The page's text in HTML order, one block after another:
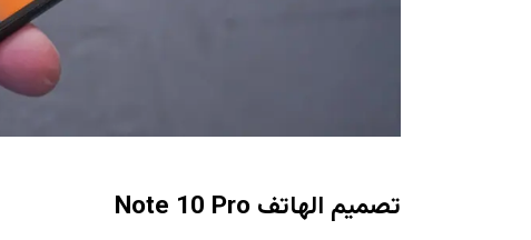
تصميم الهاتف Note 10 Pro